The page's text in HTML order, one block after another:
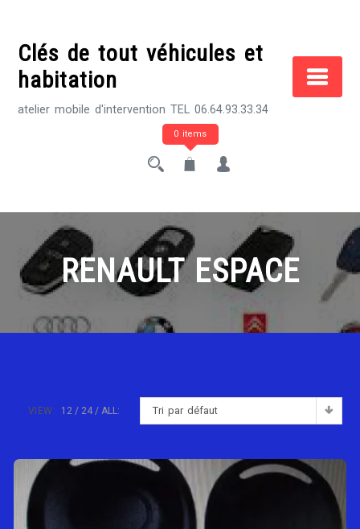
contentClés de tout véhicules et
habitation
atelier mobile d'intervention TEL 06.64.93.33.34
0 items
RENAULT ESPACE
Tri par défaut
VIEW: 12 24 ALL: